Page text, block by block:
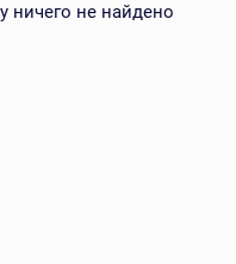
ничего не найдено